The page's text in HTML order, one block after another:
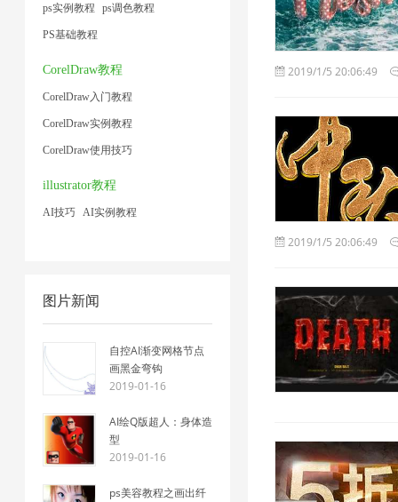
ps实例教程 ps调色教程
PS基础教程
CorelDraw教程
CorelDraw入门教程
CorelDraw实例教程
CorelDraw使用技巧
illustrator教程
AI技巧 AI实例教程
图片新闻
自控AI渐变网格节点
画黑金弯钩
2019-01-16
AI绘Q版超人：身体造
型
2019-01-16
ps美容教程之画出纤
2019/1/5 20:06:49
2019/1/5 20:06:49